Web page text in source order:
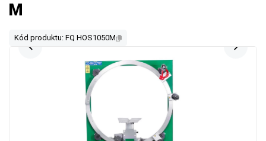
M
Kód produktu: FQ HOS1050M